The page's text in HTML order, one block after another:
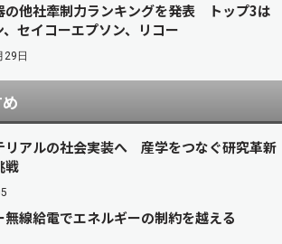
の他社牽制力ランキングを発表 トップ3は
、セイコーエプソン、リコー
29日
リアルの社会実装へ 産学をつなぐ研究革新
戦
無線給電でエネルギーの制約を越える